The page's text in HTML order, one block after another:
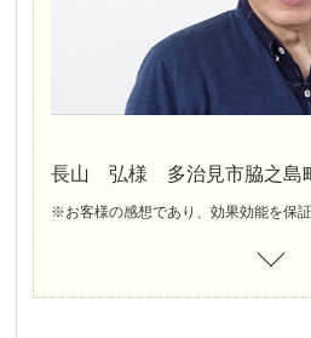
長山 弘様 多治見市脇之島
※お客様の感想であり、効果効能を保